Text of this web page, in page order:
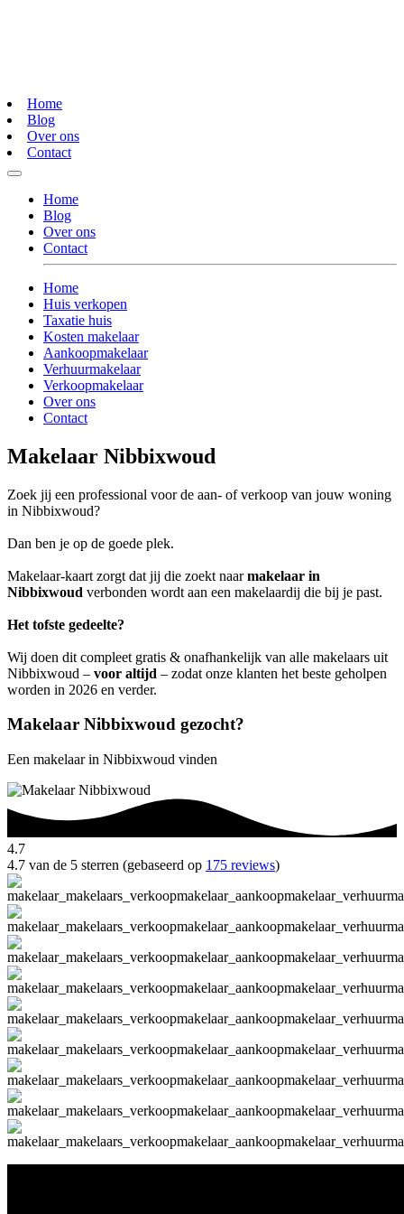
Home
Blog
Over ons
Contact
Home
Blog
Over ons
Contact
Home
Huis verkopen
Taxatie huis
Kosten makelaar
Aankoopmakelaar
Verhuurmakelaar
Verkoopmakelaar
Over ons
Contact
Makelaar Nibbixwoud
Zoek jij een professional voor de aan- of verkoop van jouw woning
in Nibbixwoud?
Dan ben je op de goede plek.
Makelaar-kaart zorgt dat jij die zoekt naarmakelaar in
Nibbixwoud verbonden wordt aan een makelaardij die bij je past.
Het tofste gedeelte?
Wij doen dit compleet gratis & onafhankelijk van alle makelaars uit
Nibbixwoud – voor altijd – zodat onze klanten het beste geholpen
worden in 2026 en verder.
Makelaar Nibbixwoud gezocht?
Een makelaar in Nibbixwoud vinden
4.7
4.7 van de 5 sterren (gebaseerd op 175 reviews)